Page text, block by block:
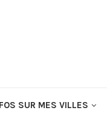
SUR MES VILLES